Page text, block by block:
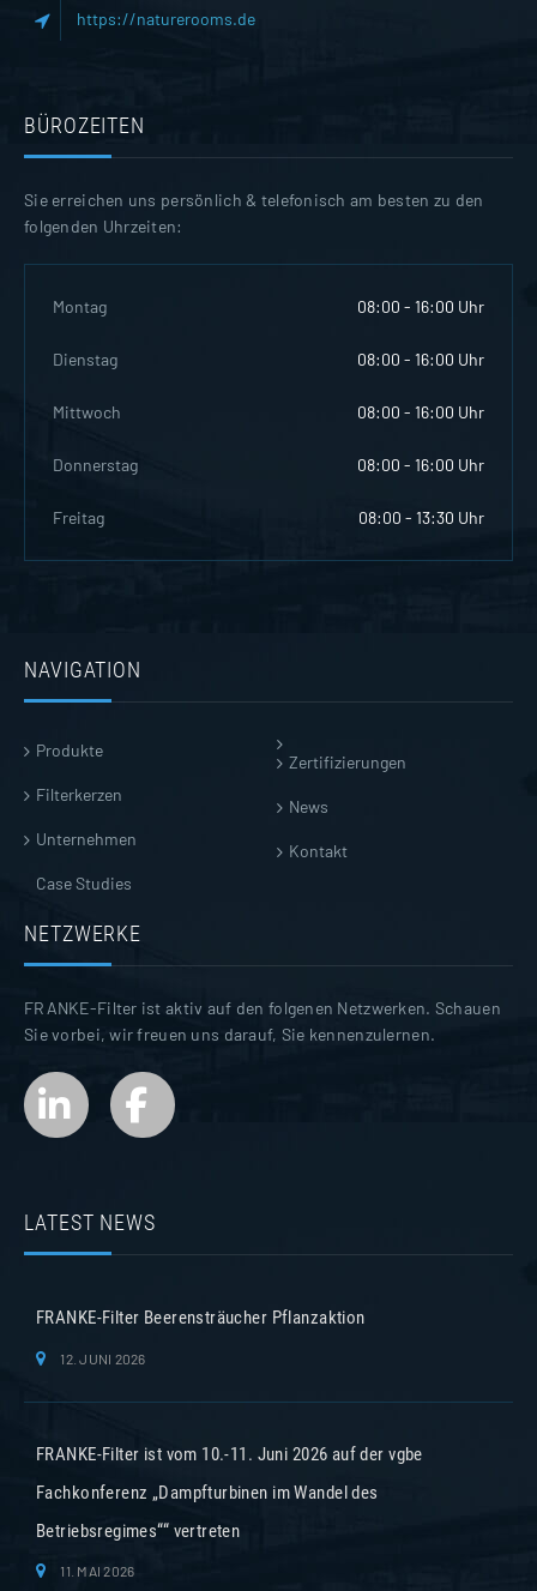
https://naturerooms.de
BÜROZEITEN
Sie erreichen uns persönlich & telefonisch am besten zu den
folgenden Uhrzeiten:
Montag 08:00 - 16:00 Uhr
Dienstag 08:00 - 16:00 Uhr
Mittwoch 08:00 - 16:00 Uhr
Donnerstag 08:00 - 16:00 Uhr
Freitag 08:00 - 13:30 Uhr
NAVIGATION
Produkte
Filterkerzen
Unternehmen
Case Studies
Zertifizierungen
News
Kontakt
NETZWERKE
FRANKE-Filter ist aktiv auf den folgenen Netzwerken. Schauen
Sie vorbei, wir freuen uns darauf, Sie kennenzulernen.
LATEST NEWS
FRANKE-Filter Beerensträucher Pflanzaktion
12. JUNI 2026
FRANKE-Filter ist vom 10.-11. Juni 2026 auf der vgbe
Fachkonferenz „Dampfturbinen im Wandel des
Betriebsregimes““ vertreten
11. MAI 2026